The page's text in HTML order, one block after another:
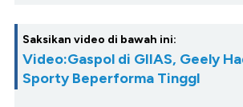
Saksikan video di bawah ini:
Video:Gaspol di GIIAS, Geely
Sporty Beperforma TinggI